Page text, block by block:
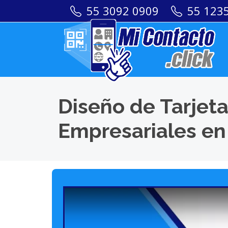
55 3092 0909 55
Diseño de
Empresariales